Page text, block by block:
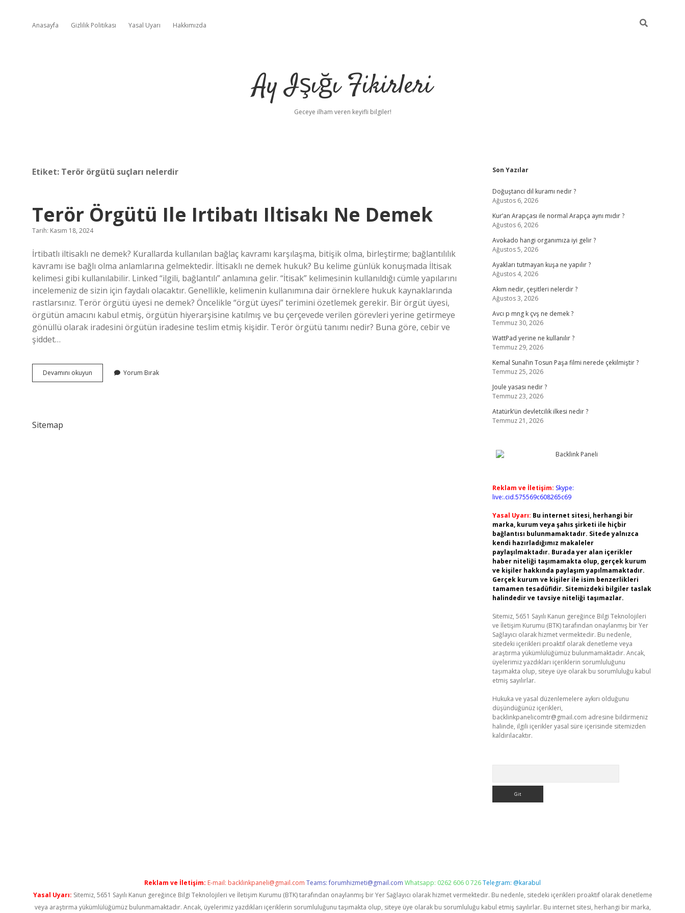
Anasayfa Gizlilik Politikası Yasal Uyarı Hakkımızda
Ay Işığı Fikirleri
Geceye ilham veren keyifli bilgiler!
Etiket: Terör örgütü suçları nelerdir
Terör Örgütü Ile Irtibatı Iltisakı Ne Demek
Tarih: Kasım 18, 2024
İrtibatlı iltisaklı ne demek? Kurallarda kullanılan bağlaç kavramı karşılaşma, bitişik olma, birleştirme; bağlantılılık
kavramı ise bağlı olma anlamlarına gelmektedir. İltisaklı ne demek hukuk? Bu kelime günlük konuşmada İltisak
kelimesi gibi kullanılabilir. Linked “ilgili, bağlantılı” anlamına gelir. “İtisak” kelimesinin kullanıldığı cümle yapılarını
incelemeniz de sizin için faydalı olacaktır. Genellikle, kelimenin kullanımına dair örneklere hukuk kaynaklarında
rastlarsınız. Terör örgütü üyesi ne demek? Öncelikle “örgüt üyesi” terimini özetlemek gerekir. Bir örgüt üyesi,
örgütün amacını kabul etmiş, örgütün hiyerarşisine katılmış ve bu çerçevede verilen görevleri yerine getirmeye
gönüllü olarak iradesini örgütün iradesine teslim etmiş kişidir. Terör örgütü tanımı nedir? Buna göre, cebir ve
şiddet…
Devamını okuyun
Örgütü
Yorum Bırak
Sitemap
Sidebar
Son Yazılar
Doğuştancı dil kuramı nedir ?
Ağustos 6, 2026
Kur’an Arapçası ile normal Arapça aynı mıdır ?
Ağustos 6, 2026
Avokado hangi organımıza iyi gelir ?
Ağustos 5, 2026
Ayakları tutmayan kuşa ne yapılır ?
Ağustos 4, 2026
Akım nedir, çeşitleri nelerdir ?
Ağustos 3, 2026
Avcı p mng k çvş ne demek ?
Temmuz 30, 2026
WattPad yerine ne kullanılır ?
Temmuz 29, 2026
Kemal Sunal’ın Tosun Paşa filmi nerede çekilmiştir ?
Temmuz 25, 2026
Joule yasası nedir ?
Temmuz 23, 2026
Atatürk’ün devletcilik ilkesi nedir ?
Temmuz 21, 2026
Reklam ve İletişim: Skype:
live:.cid.575569c608265c69
Yasal Uyarı: Bu internet sitesi, herhangi bir
marka, kurum veya şahıs şirketi ile hiçbir
bağlantısı bulunmamaktadır. Sitede yalnızca
kendi hazırladığımız makaleler
paylaşılmaktadır. Burada yer alan içerikler
haber niteliği taşımamakta olup, gerçek kurum
ve kişiler hakkında paylaşım yapılmamaktadır.
Gerçek kurum ve kişiler ile isim benzerlikleri
tamamen tesadüfidir. Sitemizdeki bilgiler taslak
halindedir ve tavsiye niteliği taşımazlar.
Sitemiz, 5651 Sayılı Kanun gereğince Bilgi Teknolojileri
ve İletişim Kurumu (BTK) tarafından onaylanmış bir Yer
Sağlayıcı olarak hizmet vermektedir. Bu nedenle,
sitedeki içerikleri proaktif olarak denetleme veya
araştırma yükümlülüğümüz bulunmamaktadır. Ancak,
üyelerimiz yazdıkları içeriklerin sorumluluğunu
taşımakta olup, siteye üye olarak bu sorumluluğu kabul
etmiş sayılırlar.
Hukuka ve yasal düzenlemelere aykırı olduğunu
düşündüğünüz içerikleri,
backlinkpanelicomtr@gmail.com adresine bildirmeniz
halinde, ilgili içerikler yasal süre içerisinde sitemizden
kaldırılacaktır.
Reklam ve İletişim: E-mail: backlinkpaneli@gmail.com Teams:forumhizmeti@gmail.com Whatsapp: 0262 606 0 726Telegram: @karabul
Yasal Uyarı: Sitemiz, 5651 Sayılı Kanun gereğince Bilgi Teknolojileri ve İletişim Kurumu (BTK) tarafından onaylanmış bir Yer Sağlayıcı olarak hizmet vermektedir. Bu nedenle, sitedeki içerikleri proaktif olarak denetleme
veya araştırma yükümlülüğümüz bulunmamaktadır. Ancak, üyelerimiz yazdıkları içeriklerin sorumluluğunu taşımakta olup, siteye üye olarak bu sorumluluğu kabul etmiş sayılırlar. Bu internet sitesi, herhangi bir marka,